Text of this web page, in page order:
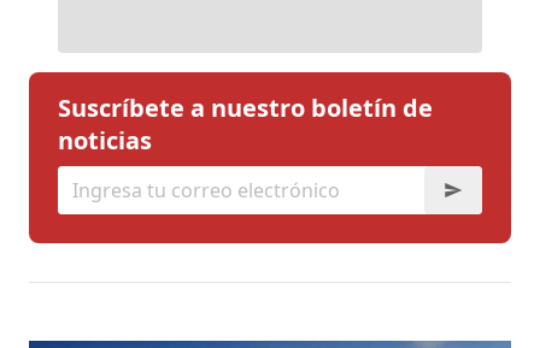
Suscríbete a nuestro boletín de
noticias